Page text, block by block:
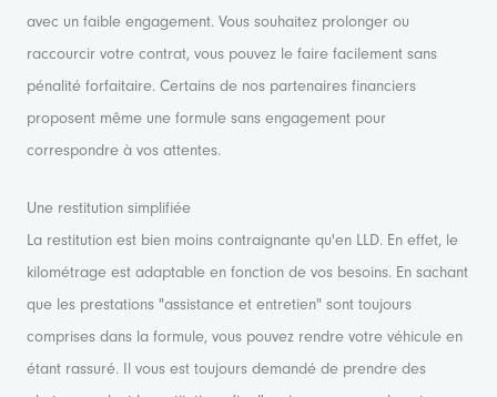
avec un faible engagement. Vous souhaitez prolonger ou
raccourcir votre contrat, vous pouvez le faire facilement sans
pénalité forfaitaire. Certains de nos partenaires financiers
proposent même une formule sans engagement pour
correspondre à vos attentes.
Une restitution simplifiée
La restitution est bien moins contraignante qu'en LLD. En effet, le
kilométrage est adaptable en fonction de vos besoins. En sachant
que les prestations "assistance et entretien" sont toujours
comprises dans la formule, vous pouvez rendre votre véhicule en
étant rassuré. Il vous est toujours demandé de prendre des